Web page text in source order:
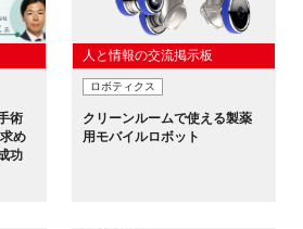
術
め
功
人と情報の交流掲示板
ロボティクス
クリーンルームで使える製薬
用モバイルロボット